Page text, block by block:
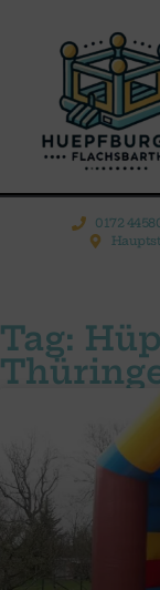
0172
Tag: